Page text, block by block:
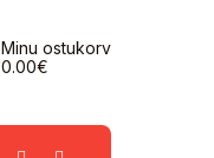
Minu ostukorv
0.00€